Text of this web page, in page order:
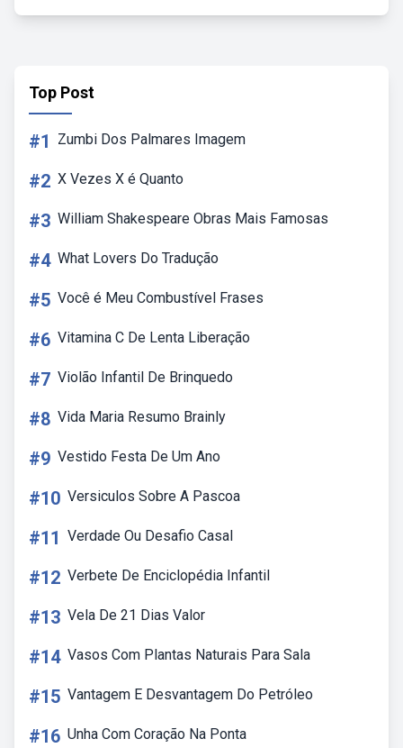
Top Post
#1 Zumbi Dos Palmares Imagem
#2 X Vezes X é Quanto
#3 William Shakespeare Obras Mais Famosas
#4 What Lovers Do Tradução
#5 Você é Meu Combustível Frases
#6 Vitamina C De Lenta Liberação
#7 Violão Infantil De Brinquedo
#8 Vida Maria Resumo Brainly
#9 Vestido Festa De Um Ano
#10 Versiculos Sobre A Pascoa
#11 Verdade Ou Desafio Casal
#12 Verbete De Enciclopédia Infantil
#13 Vela De 21 Dias Valor
#14 Vasos Com Plantas Naturais Para Sala
#15 Vantagem E Desvantagem Do Petróleo
#16 Unha Com Coração Na Ponta